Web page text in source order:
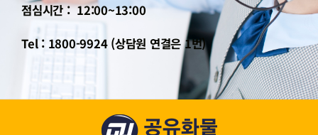
점심시간 : 12:00~13:00
Tel : 1800-9924 (상담원 연결은 1번)